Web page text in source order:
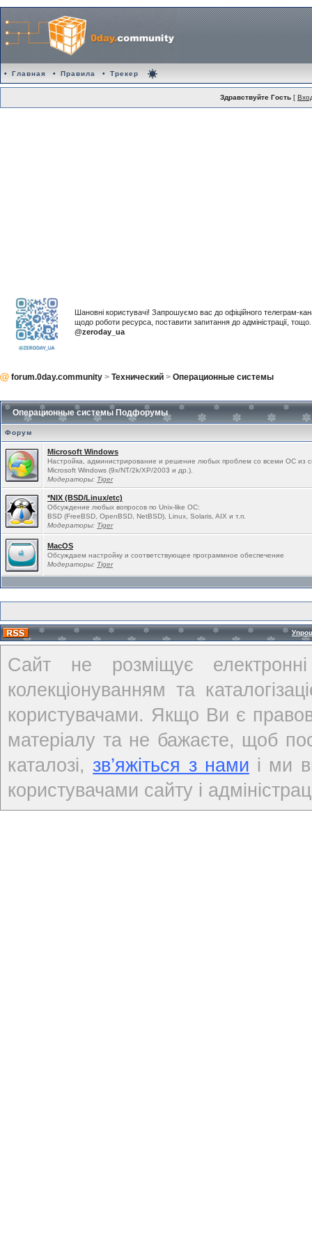
• Главная • Правила • Трекер
Здравствуйте Гость [
Шановні користувачі! Запрошуємо вас до офіційного телеграм-
щодо роботи ресурса, поставити запитання до адміністрації,
@zeroday_ua
forum.0day.community > Технический > Операционные системы
Операционные системы Подфорумы
Форум
Microsoft Windows
Настройка, администрирование и решение любых проблем cо всеми ОС из
Microsoft Windows (9x/NT/2k/XP/2003 и др.).
Модераторы: Tiger
*NIX (BSD/Linux/etc)
Обсуждение любых вопросов по Unix-like ОС:
BSD (FreeBSD, OpenBSD, NetBSD), Linux, Solaris, AIX и т.п.
Модераторы: Tiger
MacOS
Обсуждаем настройку и соответствующее программное обеспечение
Модераторы: Tiger
Сайт не розміщує
колекціонуванням та
користувачами. Якщо Ви є
матеріалу та не бажаєте, щоб
каталозі,зв’яжіться з нами і ми
користувачами сайту і